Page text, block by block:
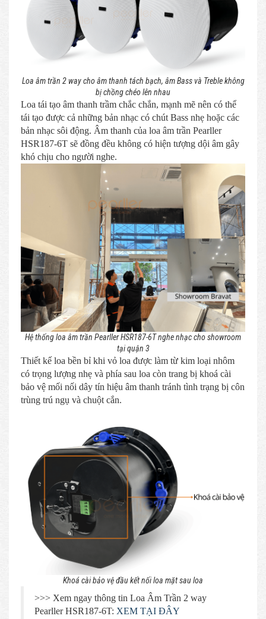
Loa âm trần 2 way cho âm thanh tách bạch, âm Bass và Treble không
bị chồng chéo lên nhau
Loa tái tạo âm thanh trầm chắc chắn, mạnh mẽ nên có thể
tái tạo được cả những bản nhạc có chút Bass nhẹ hoặc các
bản nhạc sôi động. Âm thanh của loa âm trần Pearller
HSR187-6T sẽ đồng đều không có hiện tượng dội âm gây
khó chịu cho người nghe.
Hệ thống loa âm trần Pearller HSR187-6T nghe nhạc cho showroom
tại quận 3
Thiết kế loa bền bỉ khi vỏ loa được làm từ kim loại nhôm
có trọng lượng nhẹ và phía sau loa còn trang bị khoá cài
bảo vệ mối nối dây tín hiệu âm thanh tránh tình trạng bị côn
trùng trú ngụ và chuột cắn.
Khoá cài bảo vệ đầu kết nối loa mặt sau loa
>>> Xem ngay thông tin Loa Âm Trần 2 way
Pearller HSR187-6T: XEM TẠI ĐÂY